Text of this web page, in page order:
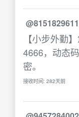
【小步外勤
4666，动态
密。
接收时间: 282天前